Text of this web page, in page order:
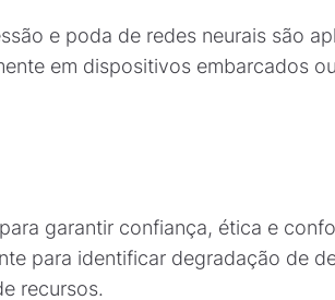
e poda de redes neurais são
em dispositivos embarcados
garantir confiança, ética e
para identificar degradação de
recursos.